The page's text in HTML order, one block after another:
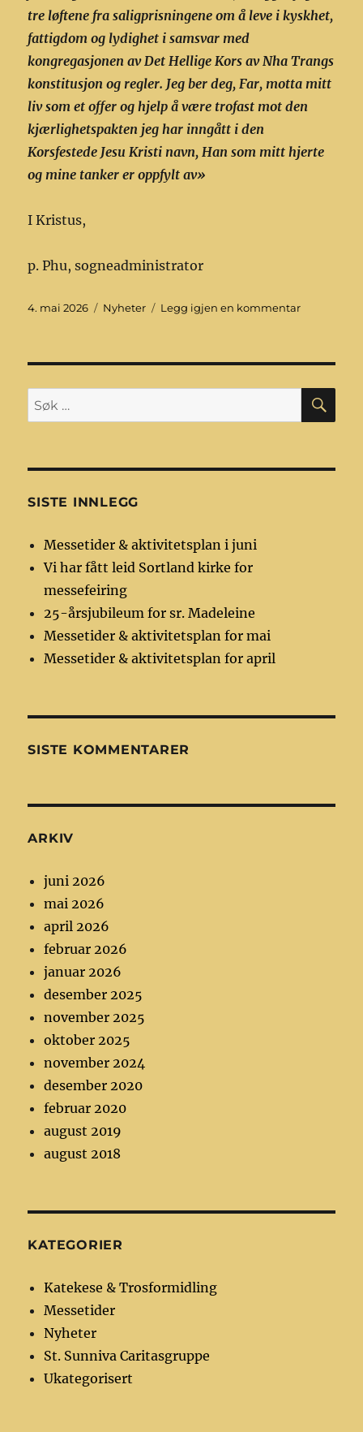
tre løftene fra saligprisningene om å leve i kyskhet,
fattigdom og lydighet i samsvar med
kongregasjonen av Det Hellige Kors av Nha Trangs
konstitusjon og regler. Jeg ber deg, Far, motta mitt
liv som et offer og hjelp å være trofast mot den
kjærlighetspakten jeg har inngått i den
Korsfestede Jesu Kristi navn, Han som mitt hjerte
og mine tanker er oppfylt av»
I Kristus,
p. Phu, sogneadministrator
Publisert
4. mai 2026 Kategorier
Nyheter Legg igjen en kommentartil
Madeleine
Søk
etter:
SISTE INNLEGG
Messetider & aktivitetsplan i juni
Vi har fått leid Sortland kirke for
messefeiring
25-årsjubileum for sr. Madeleine
Messetider & aktivitetsplan for mai
Messetider & aktivitetsplan for april
SISTE KOMMENTARER
ARKIV
juni 2026
mai 2026
april 2026
februar 2026
januar 2026
desember 2025
november 2025
oktober 2025
november 2024
desember 2020
februar 2020
august 2019
august 2018
KATEGORIER
Katekese & Trosformidling
Messetider
Nyheter
St. Sunniva Caritasgruppe
Ukategorisert